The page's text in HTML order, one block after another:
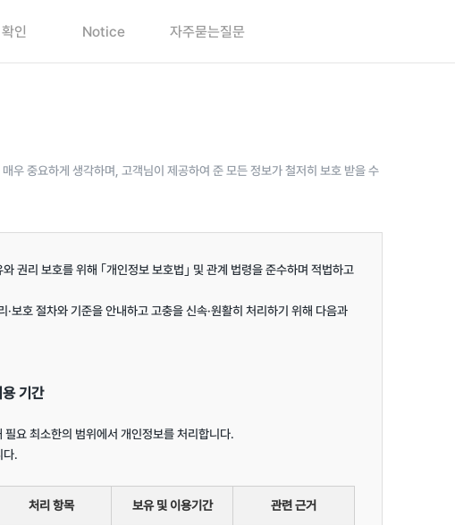
인 Notice 자주묻는질문
우 중요하게 생각하며, 고객님이 제공하여 준 모든 정보가 철저히 보호 받을 수
권리 보호를 위해 ｢개인정보 보호법｣ 및 관계 법령을 준수하며 적법하고
보호 절차와 기준을 안내하고 고충을 신속·원활히 처리하기 위해 다음과
기간
요 최소한의 범위에서 개인정보를 처리합니다.
다.
처리 항목 보유 및 이용기간 관련 근거